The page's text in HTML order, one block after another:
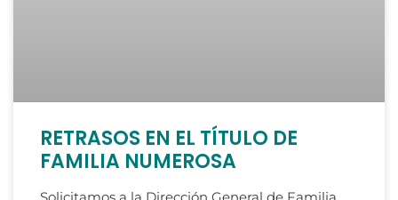
RETRASOS EN EL TÍTULO DE
FAMILIA NUMEROSA